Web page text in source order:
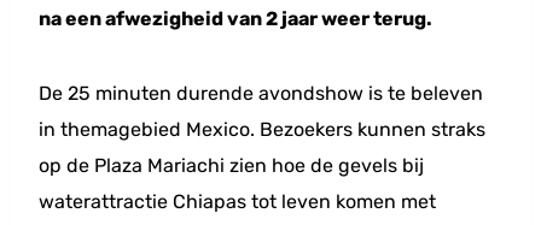
na een afwezigheid van 2 jaar weer terug.
De 25 minuten durende avondshow is te beleven
in themagebied Mexico. Bezoekers kunnen straks
op de Plaza Mariachi zien hoe de gevels bij
waterattractie Chiapas tot leven komen met